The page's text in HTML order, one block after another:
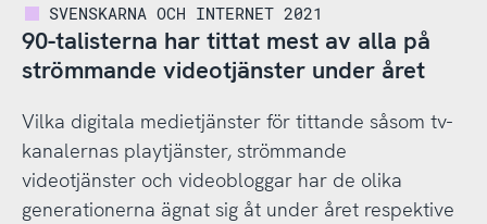
SVENSKARNA OCH INTERNET 2021
90-talisterna har tittat mest av alla på
strömmande videotjänster under året
Vilka digitala medietjänster för tittande såsom tv-
kanalernas playtjänster, strömmande
videotjänster och videobloggar har de olika
generationerna ägnat sig åt under året respektive